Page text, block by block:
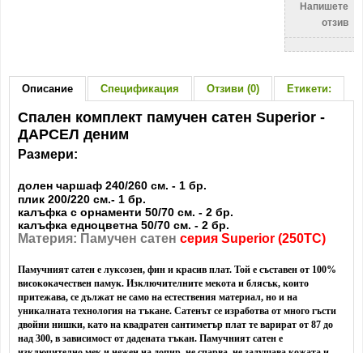
Напишете
отзив
Описание Спецификация Отзиви (0) Етикети:
Спален комплект памучен сатен Superior -
ДАРСЕЛ деним
Размери:
долен чаршаф 240/260 см. - 1 бр.
плик 200/220 см.- 1 бр.
калъфка с орнаменти 50/70 см. - 2 бр.
калъфка едноцветна 50/70 см. - 2 бр.
Материя: Памучен сатен серия Superior (250TC)
Памучният сатен е луксозен, фин и красив плат. Той е съставен от 100%
висококачествен памук. Изключителните мекота и блясък, които
притежава, се дължат не само на естествения материал, но и на
уникалната технология на тъкане. Сатенът се изработва от много гъсти
двойни нишки, като на квадратен сантиметър плат те варират от 87 до
над 300, в зависимост от дадената тъкан. Памучният сатен е